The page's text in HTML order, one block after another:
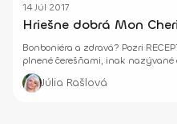
14 Júl 2017
Hriešne dobrá Mon
Bonboniéra a zdravá? Pozri
plnené čerešňami, inak nazývané
voľba!
Júlia Rašlová